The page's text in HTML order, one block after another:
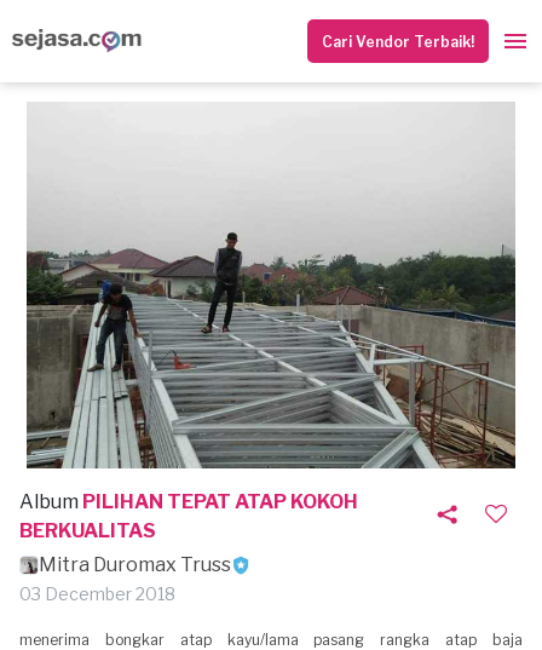
Cari Vendor Terbaik!
Album PILIHAN TEPAT ATAP KOKOH
BERKUALITAS
Mitra Duromax Truss
03 December 2018
menerima bongkar atap kayu/lama pasang rangka atap baja